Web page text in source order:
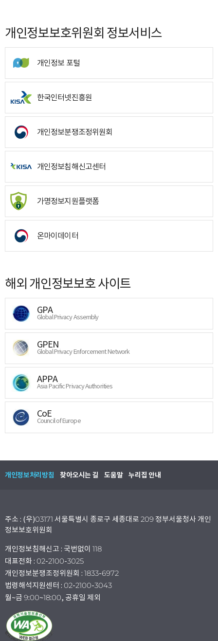
개인정보보호위원회 정보서비스
개인정보 포털
한국인터넷진흥원
개인정보분쟁조정위원회
개인정보침해신고센터
가명정보지원플랫폼
온마이데이터
해외 개인정보보호 사이트
GPA
Global Privacy Assembly
GPEN
Global Privacy Enforcement Network
APPA
Asia Pacific Privacy Authorities
CoE
Council of Europe
개인정보처리방침 찾아오시는 길 도움말 누리집 안내
주소 : (우)03171 서울특별시 종로구 세종대로 209 정부서울청사 개인
정보보호위원회
개인정보침해신고 : 국번없이 118
대표전화 : 02-2100-3025
개인정보분쟁조정위원회 : 1833-6972
법령해석지원센터 : 02-2100-3043
월~금 9:00~18:00, 공휴일 제외